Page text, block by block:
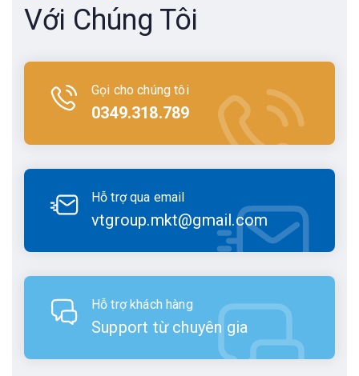
Với Chúng Tôi
Gọi cho chúng tôi
0349.318.789
Hỗ trợ qua email
vtgroup.mkt@gmail.com
Hỗ trợ khách hàng
Support từ chuyên gia